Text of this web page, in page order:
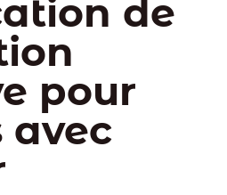
de
pour
avec